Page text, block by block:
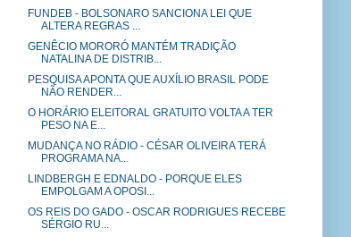
FUNDEB - BOLSONARO SANCIONA LEI QUE
ALTERA REGRAS ...
GENÊCIO MORORÓ MANTÉM TRADIÇÃO
NATALINA DE DISTRIB...
PESQUISA APONTA QUE AUXÍLIO BRASIL PODE
NÃO RENDER...
O HORÁRIO ELEITORAL GRATUITO VOLTA A TER
PESO NA E...
MUDANÇA NO RÁDIO - CÉSAR OLIVEIRA TERÁ
PROGRAMA NA...
LINDBERGH E EDNALDO - PORQUE ELES
EMPOLGAM A OPOSI...
OS REIS DO GADO - OSCAR RODRIGUES RECEBE
SÉRGIO RU...